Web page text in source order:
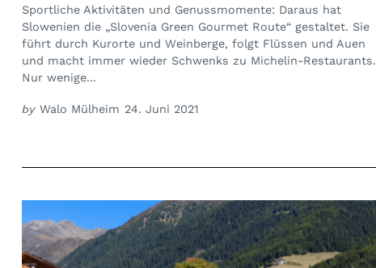
Sportliche Aktivitäten und Genussmomente: Daraus hat
Slowenien die „Slovenia Green Gourmet Route“ gestaltet. Sie
führt durch Kurorte und Weinberge, folgt Flüssen und Auen
und macht immer wieder Schwenks zu Michelin-Restaurants.
Nur wenige...
by Walo Mülheim 24. Juni 2021